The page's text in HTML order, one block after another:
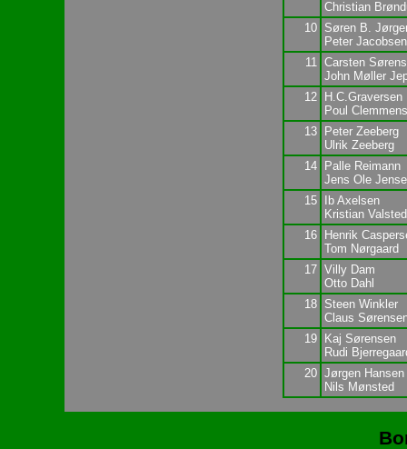
Christian
10
Søren B.
Peter Jacobsen
11
Carsten
John Møller
12
H.C.Graversen
Poul
13
Peter Zeeberg
Ulrik Zeeberg
14
Palle Reimann
Jens Ole
15
Ib Axelsen
Kristian Valsted
16
Henrik
Tom Nørgaard
17 Villy Dam
Otto Dahl
18
Steen Winkler
Claus
19
Kaj Sørensen
Rudi
20 Jørgen Hansen
Nils Mønsted